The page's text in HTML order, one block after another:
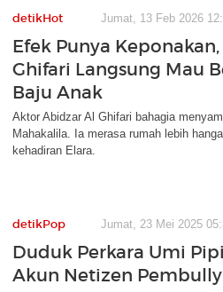
detikHot Jumat, 13 Feb 2026
Efek Punya
Ghifari Langsung Mau
Baju Anak
Aktor Abidzar Al Ghifari bahagia
Mahakalila. Ia merasa rumah lebih
kehadiran Elara.
detikPop Jumat, 23 Mei 2025
Duduk Perkara Umi
Akun Netizen Pembully